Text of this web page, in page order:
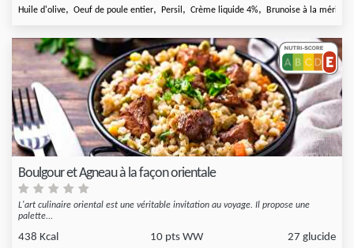
Huile d'olive, Oeuf de poule entier, Persil , Crème liquide 4%, Brunoise à la
Boulgour et Agneau à la façon orientale
L'art culinaire oriental est une véritable invitation au voyage. Il propose une
palette...
438 Kcal 10 pts WW 27 glucide